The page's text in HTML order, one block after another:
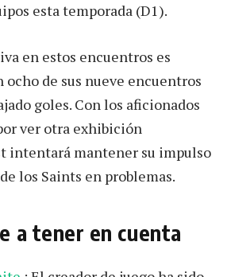
esta temporada (D1).
en estos encuentros es
ocho de sus nueve encuentros
goles. Con los aficionados
ver otra exhibición
intentará mantener su impulso
los Saints en problemas.
a tener en cuenta